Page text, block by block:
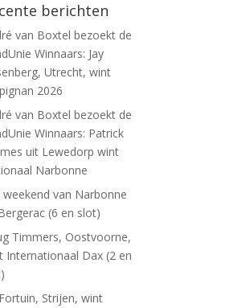
berichten
van Boxtel bezoekt de
Winnaars: Jay
Utrecht, wint
2026
van Boxtel bezoekt de
Winnaars: Patrick
uit Lewedorp wint
Narbonne
weekend van Narbonne
(6 en slot)
Timmers, Oostvoorne,
Internationaal Dax (2 en
Strijen, wint